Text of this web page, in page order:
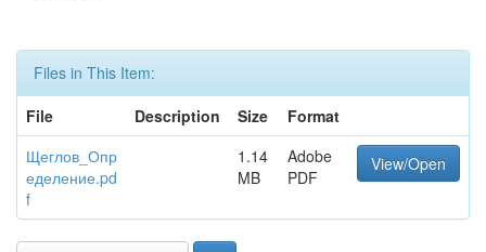
Files in This Item:
File
Description Size
Format
Щеглов_Опр
еделение.pd
f
1.14
MB
Adobe
PDF
View/Open